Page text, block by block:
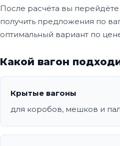
После расчёта вы
получить предложения по
оптимальный вариант по
Какой вагон
Крытые вагоны
для коробов, мешков и